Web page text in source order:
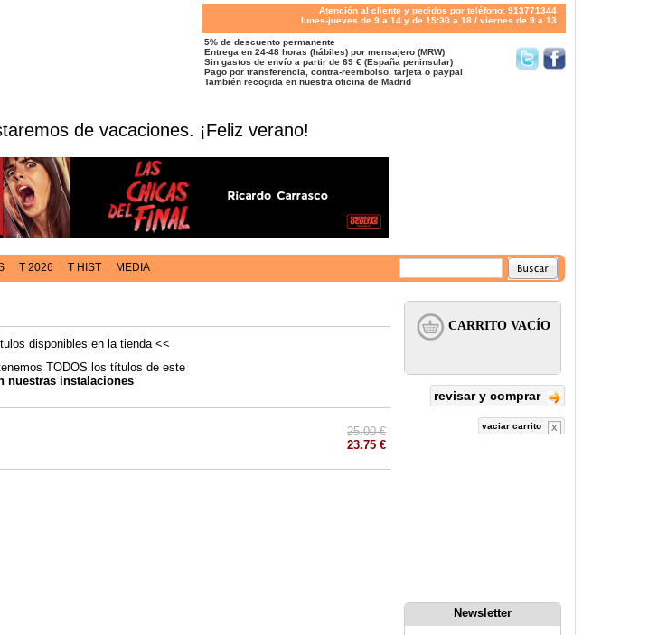
Atención al cliente y pedidos por teléfono: 913771344
lunes-jueves de 9 a 14 y de 15:30 a 18 / viernes de 9 a 13
5% de descuento permanente
Entrega en 24-48 horas (hábiles) por mensajero (MRW)
Sin gastos de envío a partir de 69 € (España peninsular)
Pago por transferencia, contra-reembolso, tarjeta o paypal
También recogida en nuestra oficina de Madrid
de vacaciones. ¡Feliz verano!
T 2026 T HIST MEDIA
disponibles en la tienda <<
TODOS los títulos de este
nuestras instalaciones
25.00 €
23.75 €
revisar y comprar
vaciar carrito
Newsletter